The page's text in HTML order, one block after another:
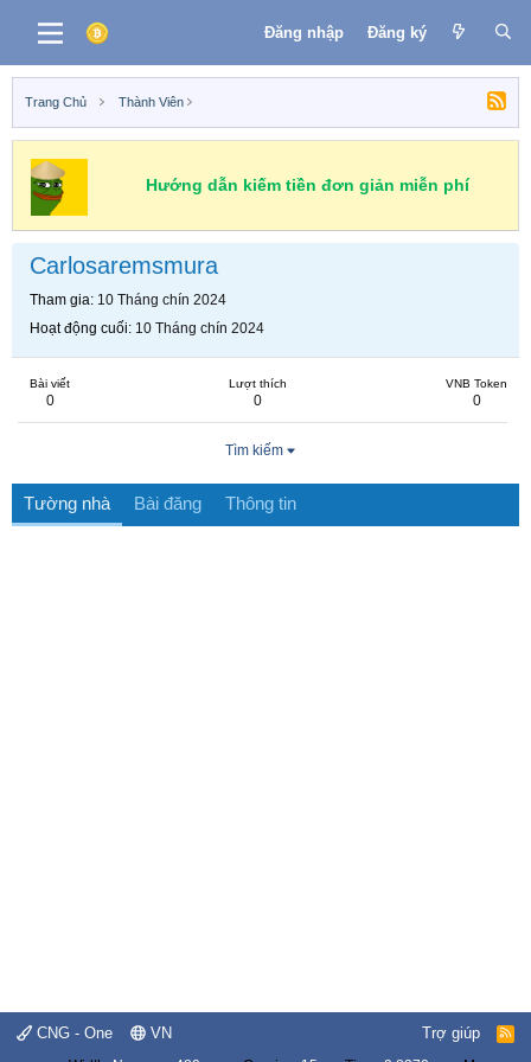
Đăng nhập Đăng ký
Trang Chủ Thành Viên
Hướng dẫn kiếm tiền đơn giản miễn phí
Carlosaremsmura
Tham gia 10 Tháng chín 2024
Hoạt động cuối 10 Tháng chín 2024
Bài viết
0
Lượt thích
0
VNB Token
0
Tìm kiếm
Tường nhà Bài đăng Thông tin
CNG - One VN Trợ giúp
R